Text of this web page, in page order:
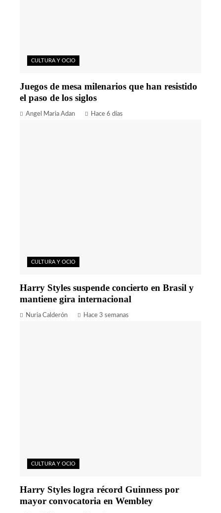
CULTURA Y OCIO
Juegos de mesa milenarios que han resistido
el paso de los siglos
Angel Maria Adan Hace 6 días
CULTURA Y OCIO
Harry Styles suspende concierto en Brasil y
mantiene gira internacional
Nuria Calderón Hace 3 semanas
CULTURA Y OCIO
Harry Styles logra récord Guinness por
mayor convocatoria en Wembley